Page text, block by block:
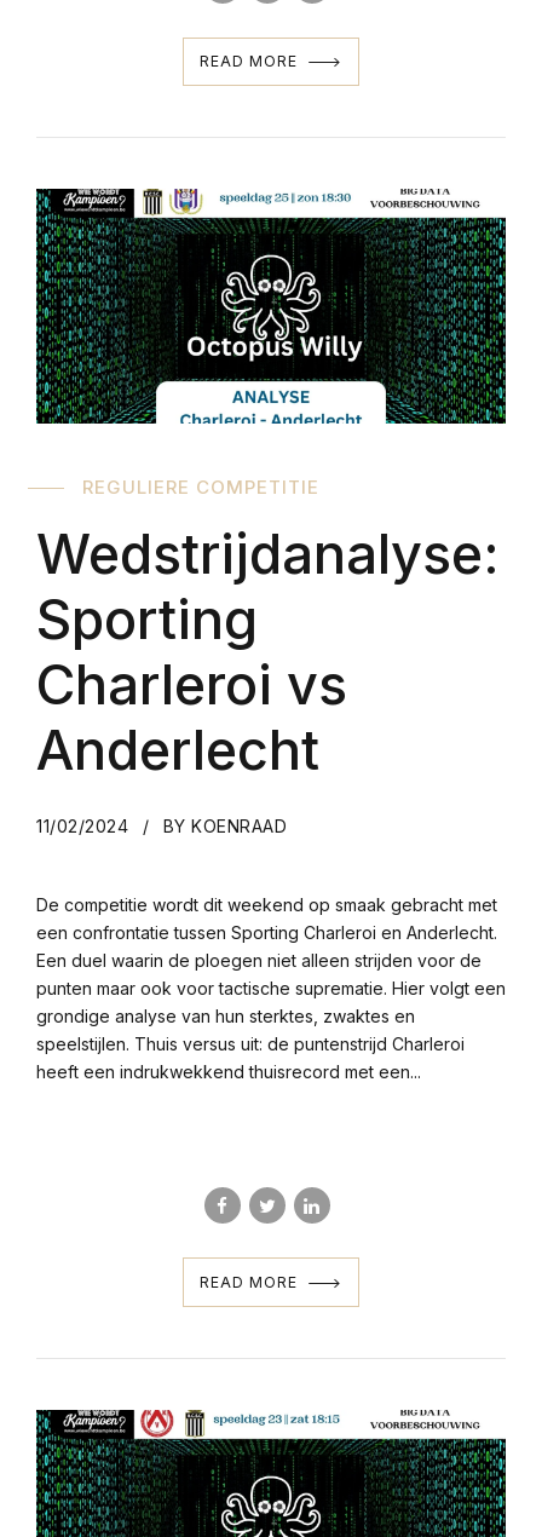
READ MORE
REGULIERE COMPETITIE
Wedstrijdanalyse:
Sporting
Charleroi vs
Anderlecht
11/02/2024 BY KOENRAAD
De competitie wordt dit weekend op smaak gebracht met
een confrontatie tussen Sporting Charleroi en Anderlecht.
Een duel waarin de ploegen niet alleen strijden voor de
punten maar ook voor tactische suprematie. Hier volgt een
grondige analyse van hun sterktes, zwaktes en
speelstijlen. Thuis versus uit: de puntenstrijd Charleroi
heeft een indrukwekkend thuisrecord met een...
READ MORE